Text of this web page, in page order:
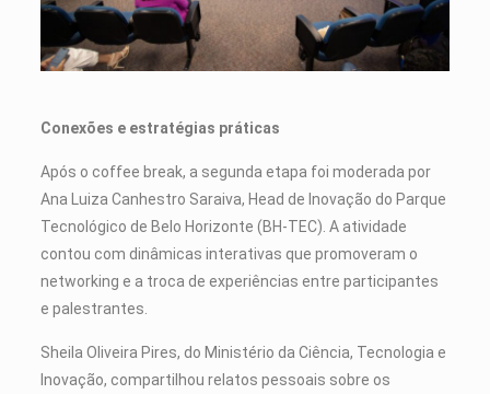
Conexões e estratégias práticas
Após o coffee break, a segunda etapa foi moderada por
Ana Luiza Canhestro Saraiva, Head de Inovação do Parque
Tecnológico de Belo Horizonte (BH-TEC). A atividade
contou com dinâmicas interativas que promoveram o
networking e a troca de experiências entre participantes
e palestrantes.
Sheila Oliveira Pires, do Ministério da Ciência, Tecnologia e
Inovação, compartilhou relatos pessoais sobre os